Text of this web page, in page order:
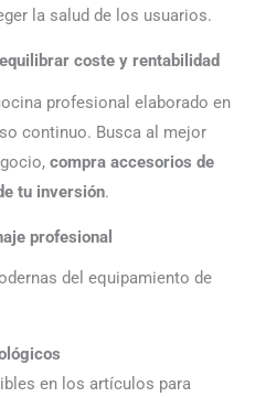
la salud de los usuarios.
coste y rentabilidad
profesional elaborado en
continuo. Busca al mejor
compra accesorios de
tu inversión.
profesional
del equipamiento de
en los artículos para